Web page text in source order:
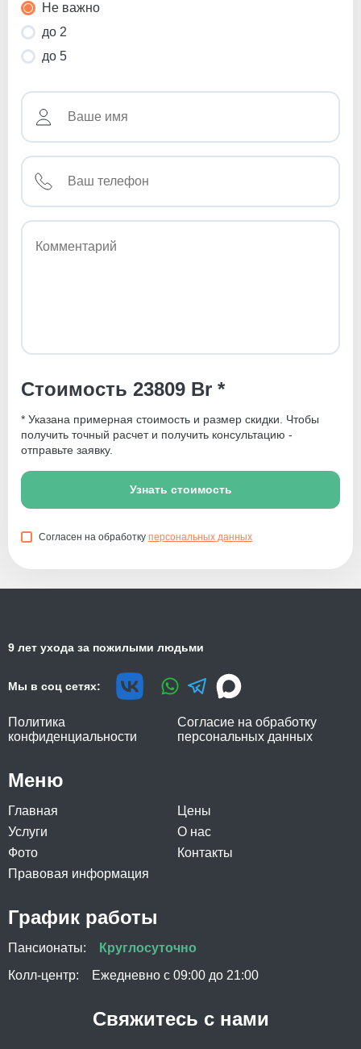
Не важно
до 2
до 5
Стоимость 23809 Br *
* Указана примерная стоимость и размер скидки. Чтобы
получить точный расчет и получить консультацию -
отправьте заявку.
Узнать стоимость
Согласен на обработку персональных данных
9 лет ухода за пожилыми людьми
Мы в соц сетях:
Политика
конфиденциальности
Согласие на обработку
персональных данных
Меню
Главная
Цены
Услуги
О нас
Фото
Контакты
Правовая информация
График работы
Пансионаты:
Круглосуточно
Колл-центр:
Ежедневно с 09:00 до 21:00
Свяжитесь с нами